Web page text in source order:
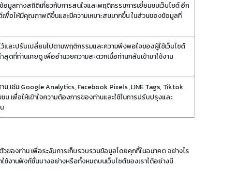
มูลทางสถิติเกี่ยวกับการสนใจและพฤติกรรมการเยี่ยมชมเว็บไซต์ อีก
พื่อให้มีคุณภาพดีขึ้นและมีความเหมาะสมมากขึ้น ในส่วนของข้อมูลที่
และปรับเปลี่ยนไปตามพฤติกรรมและความพึงพอใจของผู้ใช้เว็บไซต์
ดที่ท่านเคยดู เพื่ออำนวยความสะดวกเมื่อท่านกลับเข้ามาใช้งาน
เช่น Google Analytics, Facebook Pixels ,LINE Tags, Tiktok
เพื่อให้เข้าใจความต้องการของท่านและใช้ในการปรับปรุงและ
ของท่าน เพื่อระงับการเก็บรวบรวมข้อมูลโดยคุกกี้ในอนาคต อย่างไร
ช้งานฟังก์ชั่นบางอย่างหรือทั้งหมดบนเว็บไซต์ของเราได้อย่างมี